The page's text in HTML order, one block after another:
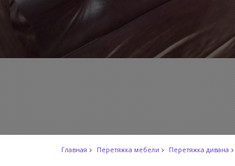
Главная Перетяжка мебели Перетяжка дивана